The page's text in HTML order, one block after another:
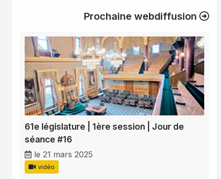
Prochaine webdiffusion
61e législature | 1ère session | Jour de
séance #16
le 21 mars 2025
vidéo